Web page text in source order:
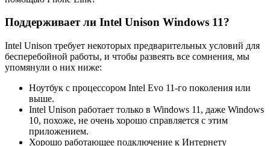
Поддерживает ли Intel Unison Windows 11?
Intel Unison требует некоторых предварительных условий для
бесперебойной работы, и чтобы развеять все сомнения, мы
упомянули о них ниже:
Ноутбук с процессором Intel Evo 11-го поколения или
выше.
Intel Unison работает только в Windows 11, даже Windows
10, похоже, не очень хорошо справляется с этим
приложением.
Хорошо работающее подключение к Интернету